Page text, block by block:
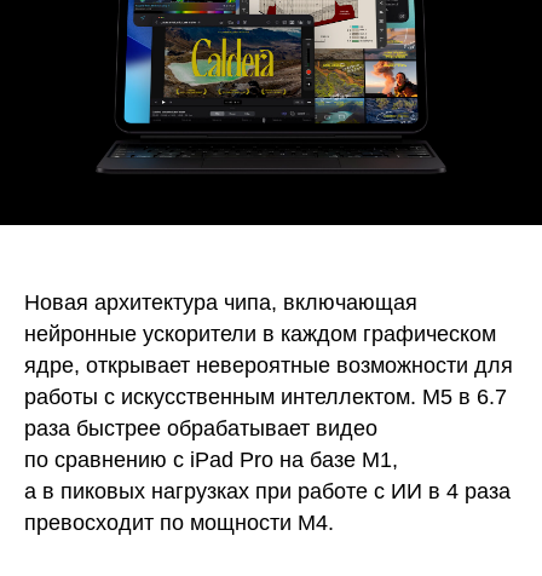
Новая архитектура чипа, включающая
нейронные ускорители в каждом графическом
ядре, открывает невероятные возможности для
работы с искусственным интеллектом. M5 в 6.7
раза быстрее обрабатывает видео
по сравнению с iPad Pro на базе M1,
а в пиковых нагрузках при работе с ИИ в 4 раза
превосходит по мощности M4.